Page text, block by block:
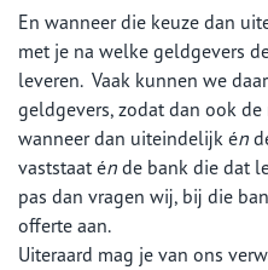
En wanneer die keuze dan
met je na welke geldgevers
leveren. Vaak kunnen we
geldgevers, zodat dan ook
wanneer dan uiteindelijk én
vaststaat én de bank die dat
pas dan vragen wij, bij die
offerte aan.
Uiteraard mag je van ons